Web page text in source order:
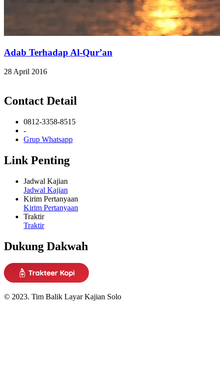
Adab Terhadap Al-Qur’an
28 April 2016
Contact Detail
0812-3358-8515
-
Grup Whatsapp
Link Penting
Jadwal Kajian
Jadwal Kajian
Kirim Pertanyaan
Kirim Pertanyaan
Traktir
Traktir
Dukung Dakwah
© 2023. Tim Balik Layar Kajian Solo